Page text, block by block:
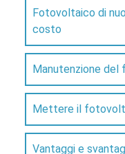
Fotovoltaico di
costo
Manutenzione
Mettere il
Vantaggi e